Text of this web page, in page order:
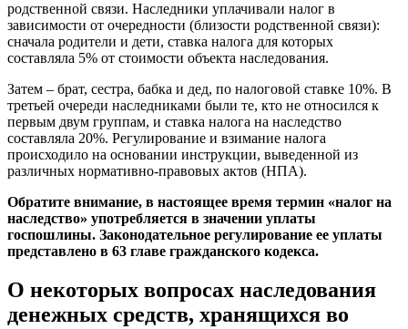
родственной связи. Наследники уплачивали налог в
зависимости от очередности (близости родственной связи):
сначала родители и дети, ставка налога для которых
составляла 5% от стоимости объекта наследования.
Затем – брат, сестра, бабка и дед, по налоговой ставке 10%. В
третьей очереди наследниками были те, кто не относился к
первым двум группам, и ставка налога на наследство
составляла 20%. Регулирование и взимание налога
происходило на основании инструкции, выведенной из
различных нормативно-правовых актов (НПА).
Обратите внимание, в настоящее время термин «налог на
наследство» употребляется в значении уплаты
госпошлины. Законодательное регулирование ее уплаты
представлено в 63 главе гражданского кодекса.
О некоторых вопросах наследования
денежных средств, хранящихся во